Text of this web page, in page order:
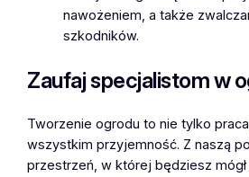
nawożeniem, a także
szkodników.
Zaufaj specjalistom w
Tworzenie ogrodu to nie tylko
wszystkim przyjemność. Z naszą
przestrzeń, w której będziesz